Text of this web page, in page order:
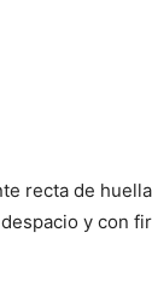
recta de
y con